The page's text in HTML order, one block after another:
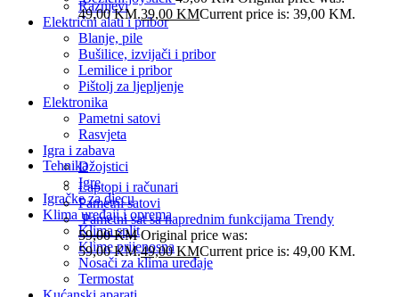
Raznjevi
Električni alati i pribor
Blanje, pile
Bušilice, izvijači i pribor
Lemilice i pribor
Pištolj za ljepljenje
Elektronika
Pametni satovi
Rasvjeta
Igra i zabava
Džojstici
Igre
Igračke za djecu
Klima uređaji i oprema
Klima split
Klime prijenosna
Nosači za klima uređaje
Termostat
49,00 KM.39,00 KMCurrent price is: 39,00 KM.
Tehnika
Laptopi i računari
Pametni satovi
Pametni sat sa naprednim funkcijama Trendy
59,00KM Original price was:
59,00 KM.49,00KMCurrent price is: 49,00 KM.